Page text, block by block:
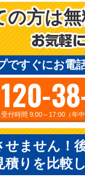
の方は
ですぐにお電
受付時間 9:00～17:00（年中
せません！
積りを比較